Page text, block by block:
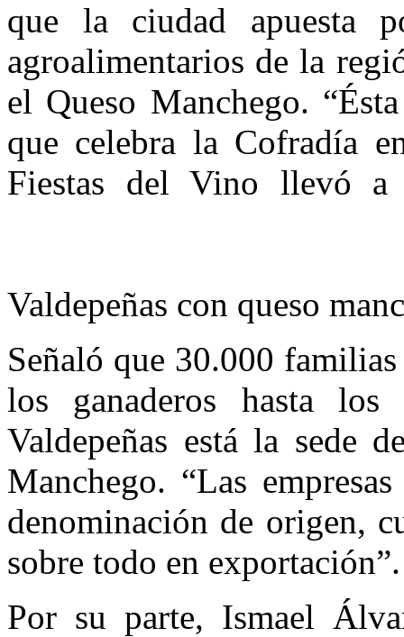
que la ciudad apuesta
agroalimentarios de la
el Queso Manchego.
que celebra la Cofradía
Fiestas del Vino llevó
Valdepeñas con queso
Señaló que 30.000
los ganaderos hasta
Valdepeñas está la sede
Manchego. “Las
denominación de origen,
sobre todo en exportación”.
Por su parte, Ismael